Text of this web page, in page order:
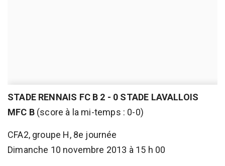
STADE RENNAIS FC B 2 - 0 STADE LAVALLOIS
MFC B(score à la mi-temps : 0-0)
CFA2, groupe H, 8e journée
Dimanche 10 novembre 2013 à 15 h 00